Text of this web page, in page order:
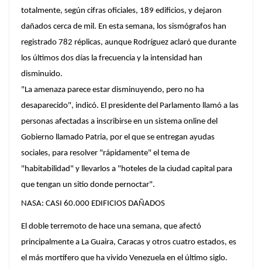
totalmente, según cifras oficiales, 189 edificios, y dejaron
dañados cerca de mil. En esta semana, los sismógrafos han
registrado 782 réplicas, aunque Rodríguez aclaró que durante
los últimos dos días la frecuencia y la intensidad han
disminuido.
"La amenaza parece estar disminuyendo, pero no ha
desaparecido", indicó. El presidente del Parlamento llamó a las
personas afectadas a inscribirse en un sistema online del
Gobierno llamado Patria, por el que se entregan ayudas
sociales, para resolver "rápidamente" el tema de
"habitabilidad" y llevarlos a "hoteles de la ciudad capital para
que tengan un sitio donde pernoctar".
NASA: CASI 60.000 EDIFICIOS DAÑADOS
El doble terremoto de hace una semana, que afectó
principalmente a La Guaira, Caracas y otros cuatro estados, es
el más mortífero que ha vivido Venezuela en el último siglo.